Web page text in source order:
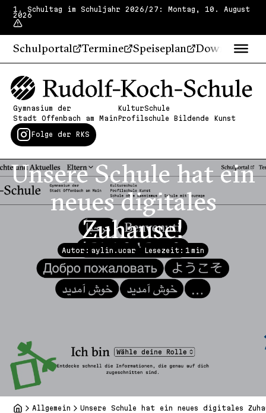
1. Schultag im Schuljahr 2026/27: Montag, 10. August
2026
Schulportal Termine Speiseplan Downloads
Gymnasium der
Stadt Offenbach am Main
KulturSchule
Profilschule Bildende Kunst
Folge der RKS
Unsere Schule hat ein
neues digitales
Zuhause!
Autor: aylin.ucar Lesezeit: 1 min
Allgemein Unsere Schule hat ein neues digitales